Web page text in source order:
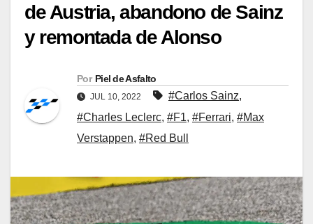
de Austria, abandono de Sainz
y remontada de Alonso
Por Piel de Asfalto
JUL 10, 2022 #Carlos Sainz,
#Charles Leclerc, #F1, #Ferrari, #Max
Verstappen, #Red Bull